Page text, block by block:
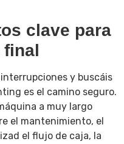
clave para
final
y buscáis
es el camino seguro.
a muy largo
el mantenimiento, el
el flujo de caja, la